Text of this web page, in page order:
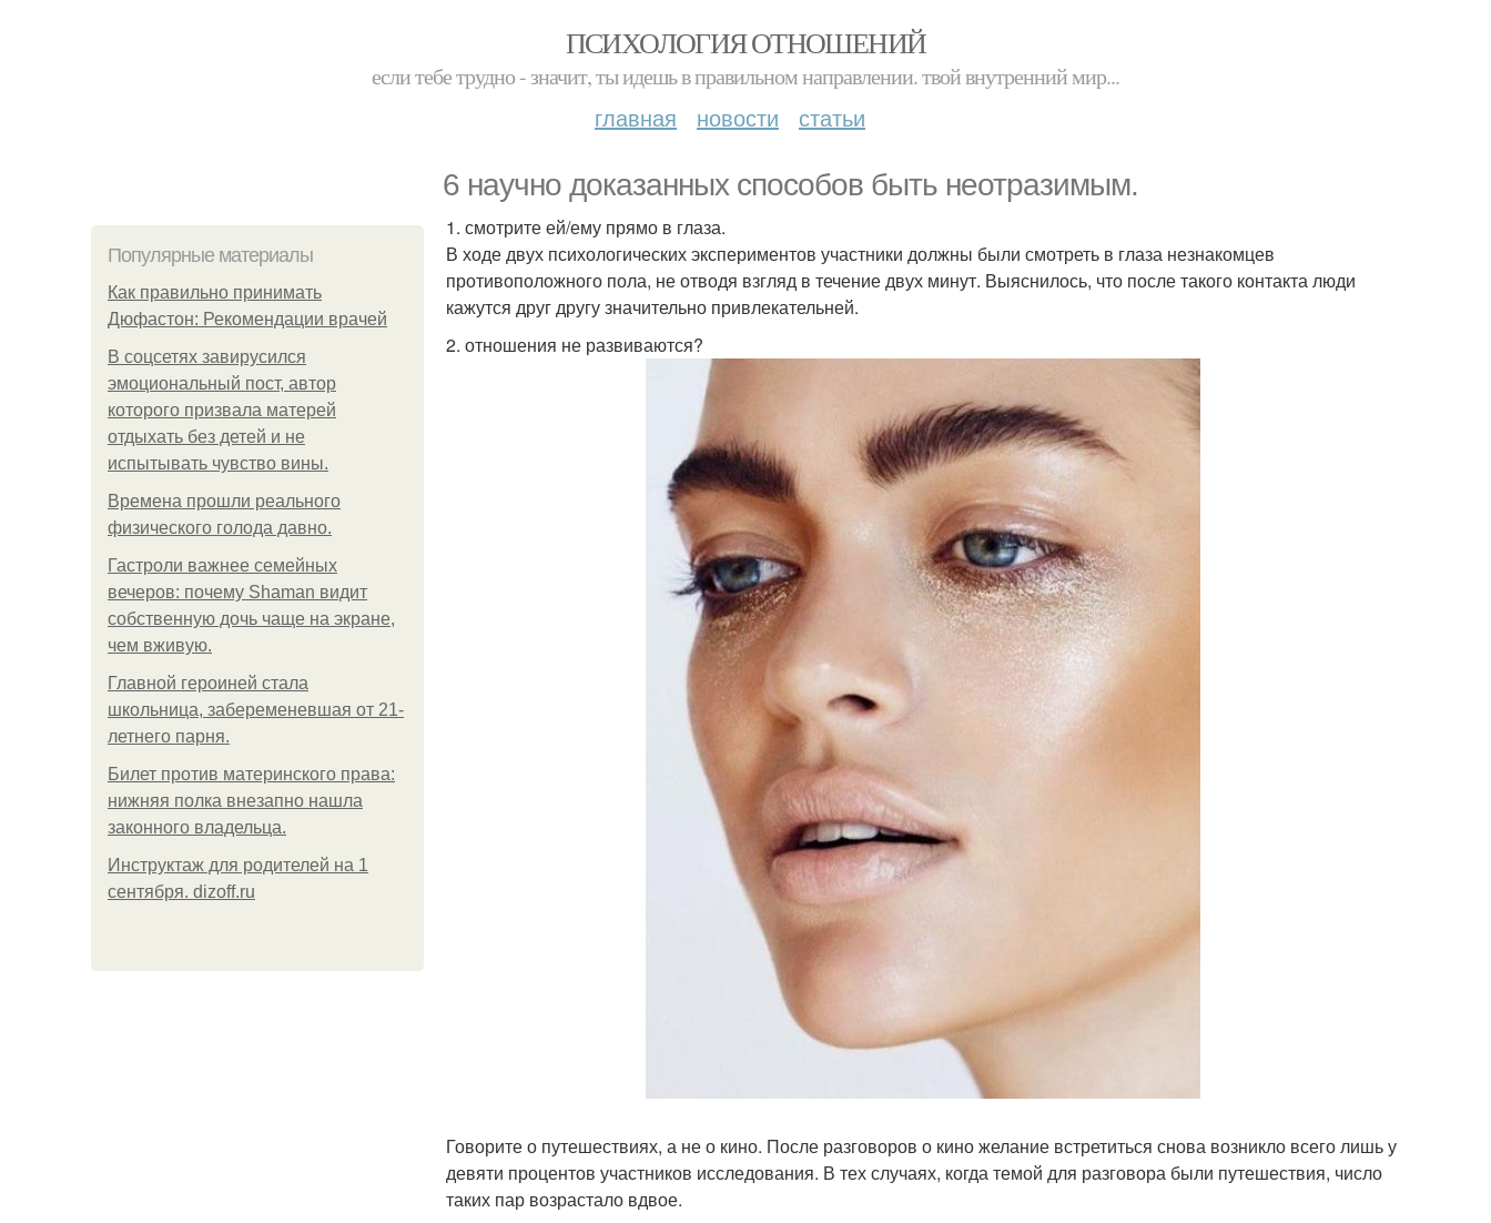
ПСИХОЛОГИЯ ОТНОШЕНИЙ
если тебе трудно - значит, ты идешь в правильном направлении. твой внутренний мир...
главная новости статьи
6 научно доказанных способов быть неотразимым.
Популярные материалы
Как правильно принимать
Дюфастон: Рекомендации врачей
В соцсетях завирусился
эмоциональный пост, автор
которого призвала матерей
отдыхать без детей и не
испытывать чувство вины.
Bpeмена прошли реального
физического голода давно.
Гастроли важнее семейных
вечеров: почему Shaman видит
собственную дочь чаще на экране,
чем вживую.
Главной героиней стала
школьница, забеременевшая от 21-
летнего парня.
Билет против материнского права:
нижняя полка внезапно нашла
законного владельца.
Инструктаж для родителей на 1
сентября. dizoff.ru
1. смотрите ей/ему прямо в глаза.
В ходе двух психологических экспериментов участники должны были смотреть в глаза незнакомцев
противоположного пола, не отводя взгляд в течение двух минут. Выяснилось, что после такого контакта люди
кажутся друг другу значительно привлекательней.
2. отношения не развиваются?
Говорите о путешествиях, а не о кино. После разговоров о кино желание встретиться снова возникло всего лишь у
девяти процентов участников исследования. В тех случаях, когда темой для разговора были путешествия, число
таких пар возрастало вдвое.